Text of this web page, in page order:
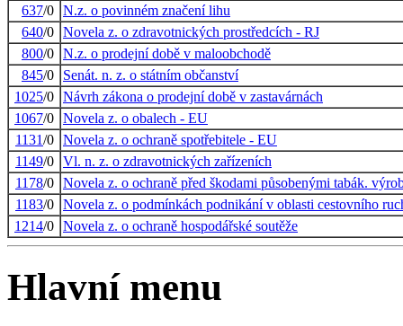
637/0 N.z. o povinném značení lihu
640/0 Novela z. o zdravotnických prostředcích - RJ
800/0 N.z. o prodejní době v maloobchodě
845/0
Senát. n. z. o státním občanství
1025/0 Návrh zákona o prodejní době v zastavárnách
1067/0 Novela z. o obalech - EU
1131/0 Novela z. o ochraně spotřebitele - EU
1149/0 Vl. n. z. o zdravotnických zařízeních
1178/0 Novela z. o ochraně před škodami působenými tabák.
1183/0 Novela z. o podmínkách podnikání v oblasti cestovního
1214/0 Novela z. o ochraně hospodářské soutěže
Hlavní menu